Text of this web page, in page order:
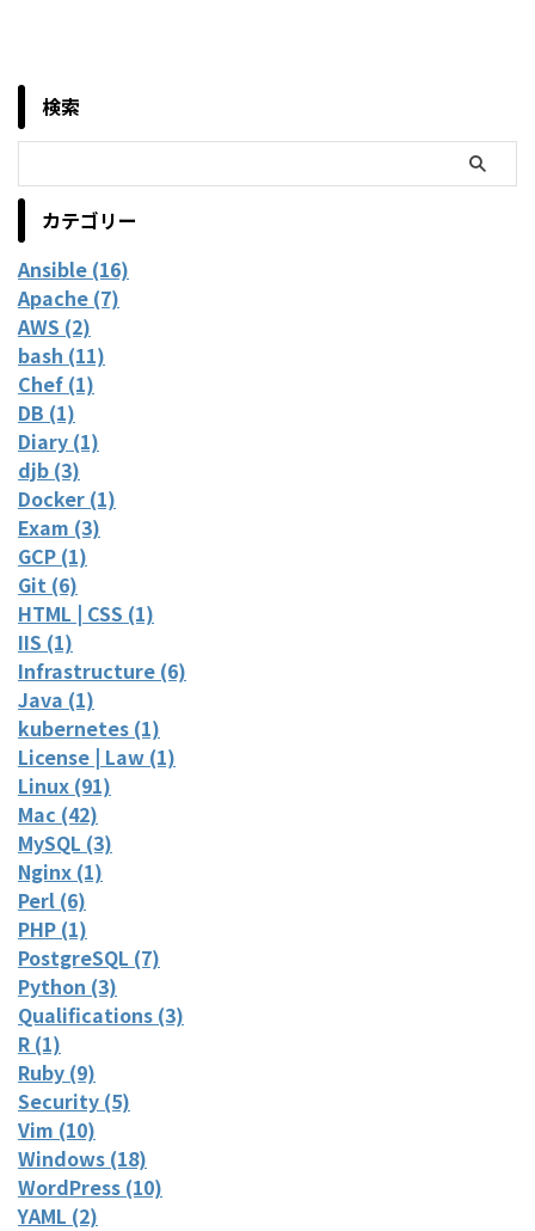
検索
カテゴリー
Ansible (16)
Apache (7)
AWS (2)
bash (11)
Chef (1)
DB (1)
Diary (1)
djb (3)
Docker (1)
Exam (3)
GCP (1)
Git (6)
HTML | CSS (1)
IIS (1)
Infrastructure (6)
Java (1)
kubernetes (1)
License | Law (1)
Linux (91)
Mac (42)
MySQL (3)
Nginx (1)
Perl (6)
PHP (1)
PostgreSQL (7)
Python (3)
Qualifications (3)
R (1)
Ruby (9)
Security (5)
Vim (10)
Windows (18)
WordPress (10)
YAML (2)